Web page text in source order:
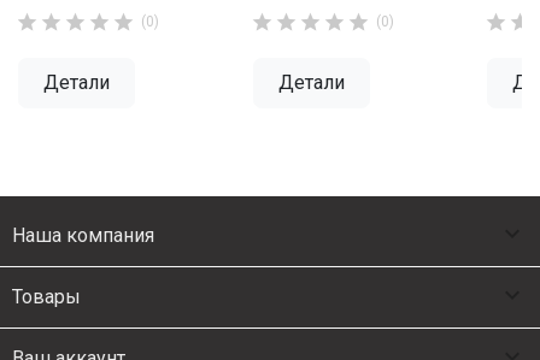
     (0)
Детали
     (0)
Детали
 
Наша компания
Товары